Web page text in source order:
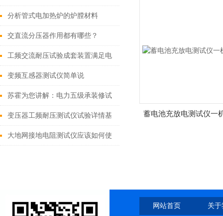
分析管式电加热炉的炉膛材料
交直流分压器作用都有哪些？
工频交流耐压试验成套装置满足电
气测试要求
变频互感器测试仪简单说
苏霍为您讲解：电力五级承装修试
设备正确的选型
变压器工频耐压测试仪试验详情基
础篇
大地网接地电阻测试仪应该如何使
蓄电池充放电测试仪一
网站首页 关